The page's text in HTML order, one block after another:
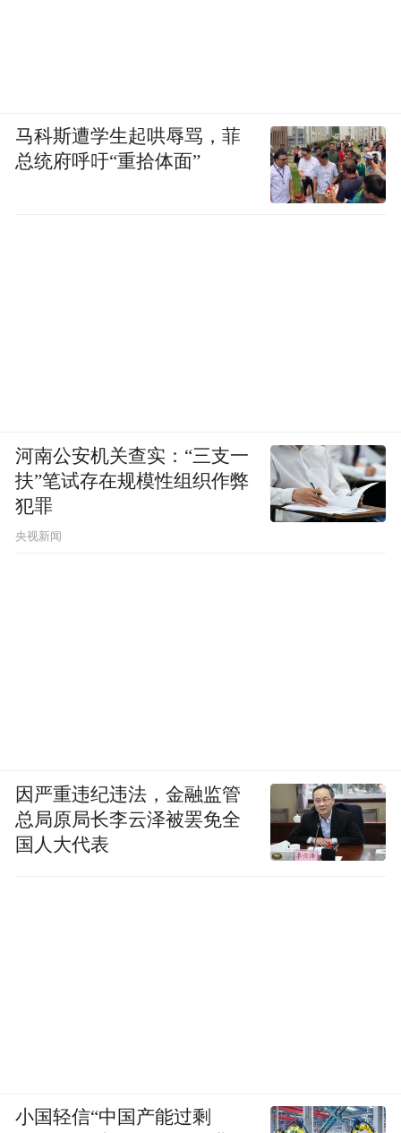
马科斯遭学生起哄辱骂，菲
总统府呼吁“重拾体面”
河南公安机关查实：“三支一
扶”笔试存在规模性组织作弊
犯罪
央视新闻
因严重违纪违法，金融监管
总局原局长李云泽被罢免全
国人大代表
小国轻信“中国产能过剩